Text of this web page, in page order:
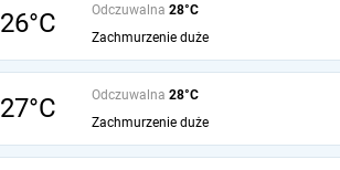
26°C Odczuwalna 28°C
Zachmurzenie duże
27°C Odczuwalna 28°C
Zachmurzenie duże